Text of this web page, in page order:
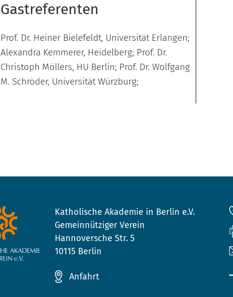
Gastreferenten
Prof. Dr. Heiner Bielefeldt, Universität Erlangen;
Alexandra Kemmerer, Heidelberg; Prof. Dr.
Christoph Möllers, HU Berlin; Prof. Dr. Wolfgang
M. Schröder, Universität Würzburg;
Katholische Akademie in Berlin e.V.
Gemeinnütziger Verein
Hannoversche Str. 5
10115 Berlin
Anfahrt